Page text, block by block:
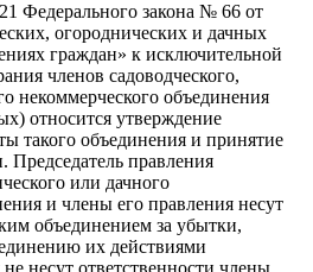
Федерального закона № 66 от
огороднических и дачных
граждан» к исключительной
членов садоводческого,
некоммерческого объединения
относится утверждение
такого объединения и принятие
правления
или дачного
и члены его правления несут
объединением за убытки,
их действиями